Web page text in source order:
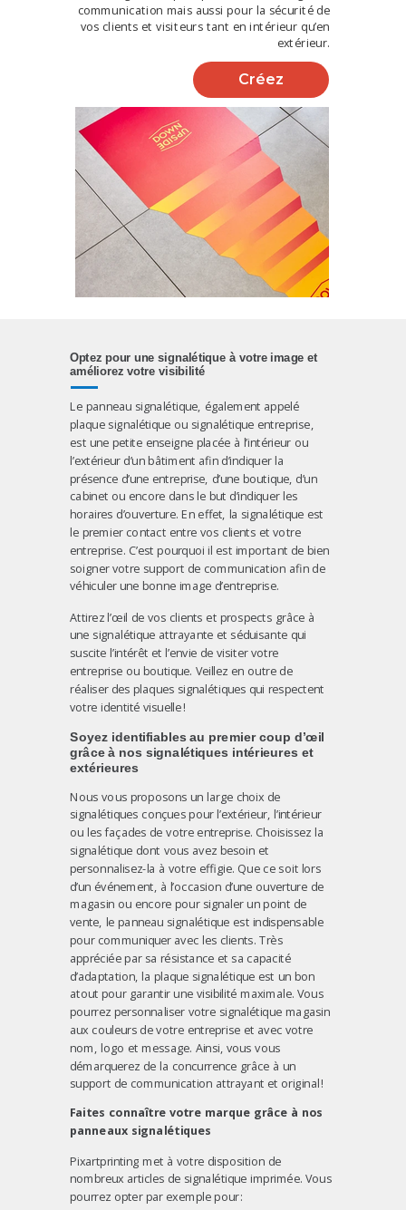
Optez pour une signalétique à votre image et
améliorez votre visibilité
Le panneau signalétique, également appelé
plaque signalétique ou signalétique entreprise,
est une petite enseigne placée à l’intérieur ou
l’extérieur d’un bâtiment afin d’indiquer la
présence d’une entreprise, d’une boutique, d’un
cabinet ou encore dans le but d’indiquer les
horaires d’ouverture. En effet, la signalétique est
le premier contact entre vos clients et votre
entreprise. C’est pourquoi il est important de bien
soigner votre support de communication afin de
véhiculer une bonne image d’entreprise.
Attirez l’œil de vos clients et prospects grâce à
une signalétique attrayante et séduisante qui
suscite l’intérêt et l’envie de visiter votre
entreprise ou boutique. Veillez en outre de
réaliser des plaques signalétiques qui respectent
votre identité visuelle !
Soyez identifiables au premier coup d’œil
grâce à nos signalétiques intérieures et
extérieures
Nous vous proposons un large choix de
signalétiques conçues pour l’extérieur, l’intérieur
ou les façades de votre entreprise. Choisissez la
signalétique dont vous avez besoin et
personnalisez-la à votre effigie. Que ce soit lors
d’un événement, à l’occasion d’une ouverture de
magasin ou encore pour signaler un point de
vente, le panneau signalétique est indispensable
pour communiquer avec les clients. Très
appréciée par sa résistance et sa capacité
d’adaptation, la plaque signalétique est un bon
atout pour garantir une visibilité maximale. Vous
pourrez personnaliser votre signalétique magasin
aux couleurs de votre entreprise et avec votre
nom, logo et message. Ainsi, vous vous
démarquerez de la concurrence grâce à un
support de communication attrayant et original !
Faites connaître votre marque grâce à nos
panneaux signalétiques
Pixartprinting met à votre disposition de
nombreux articles de signalétique imprimée. Vous
pourrez opter par exemple pour :
communication mais aussi pour la sécurité de
vos clients et visiteurs tant en intérieur qu’en
extérieur.
Créez